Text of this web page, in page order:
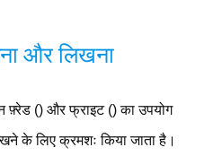
और लिखना
फ़्रेड () और फ्राइट () का उपयोग
के लिए क्रमशः किया जाता है।